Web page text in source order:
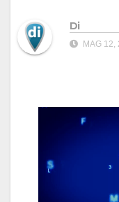
Di
MAG 12,